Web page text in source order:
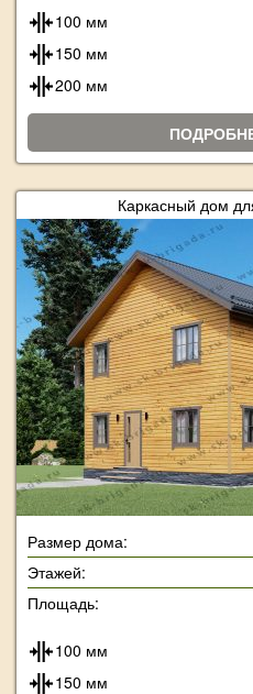
100 мм
150 мм
200 мм
Каркасный дом
Размер дома:
Этажей:
Площадь:
100 мм
150 мм